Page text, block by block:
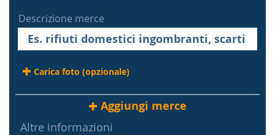
Descrizione merce
Carica foto (opzionale)
Aggiungi merce
Altre informazioni